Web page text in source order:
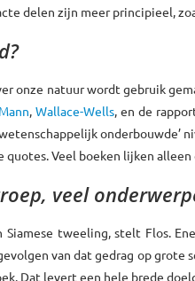
delen zijn meer principieel,
onze natuur wordt gebruik
Mann, Wallace-Wells, en de
quotes. Veel boeken lijken
veel
Siamese tweeling, stelt Flos.
van dat gedrag op grote
Dat levert een hele brede